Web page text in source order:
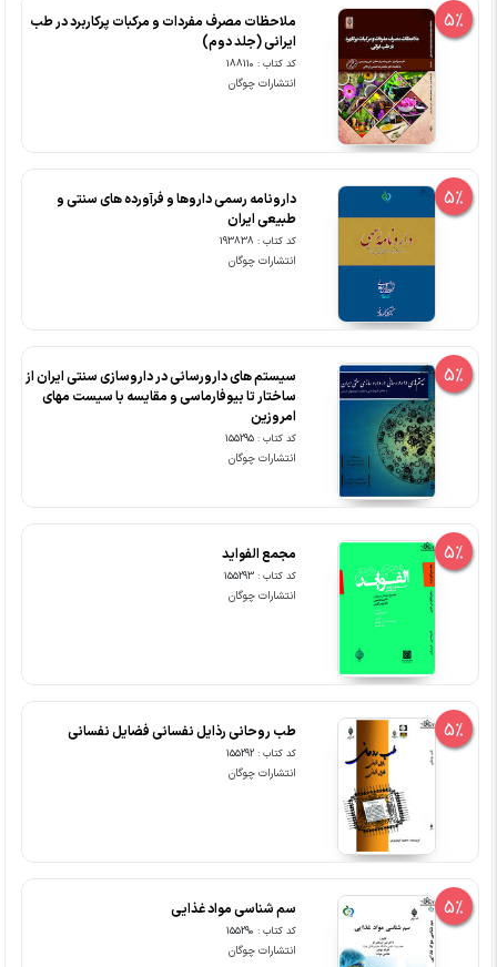
5%
ملاحظات مصرف مفردات و مرکبات پرکاربرد در طب
ایرانی (جلد دوم)
کد کتاب : 188110
انتشارات چوگان
5%
دارونامه رسمی داروها و فرآورده های سنتی و
طبیعی ایران
کد کتاب : 193838
انتشارات چوگان
5%
سیستم های دارورسانی در داروسازی سنتی ایران از
ساختار تا بیوفارماسی و مقایسه با سیست مهای
امروزین
کد کتاب : 155295
انتشارات چوگان
5% مجمع الفواید
کد کتاب : 155293
انتشارات چوگان
5% طب روحانی رذایل نفسانی فضایل نفسانی
کد کتاب : 155292
انتشارات چوگان
5% سم شناسی مواد غذایی
کد کتاب : 155290
انتشارات چوگان